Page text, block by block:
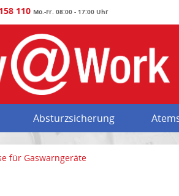
110 Mo.-Fr. 08:00 - 17:00 Uhr
Absturzsicherung
für Gaswarngeräte